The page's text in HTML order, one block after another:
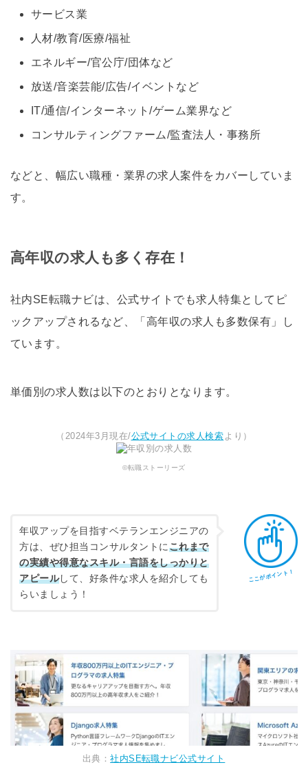
サービス業
人材/教育/医療/福祉
エネルギー/官公庁/団体など
放送/音楽芸能/広告/イベントなど
IT/通信/インターネット/ゲーム業界など
コンサルティングファーム/監査法人・事務所
などと、幅広い職種・業界の求人案件をカバーしていま
す。
高年収の求人も多く存在！
社内SE転職ナビは、公式サイトでも求人特集としてピ
ックアップされるなど、「高年収の求人も多数保有」し
ています。
単価別の求人数は以下のとおりとなります。
（2024年3月現在/公式サイトの求人検索 より）
©転職ストーリーズ
ここがポイント！
年収アップを目指すベテランエンジニアの
方は、ぜひ担当コンサルタントにこれまで
の実績や得意なスキル・言語をしっかりと
アピールして、好条件な求人を紹介しても
らいましょう！
出典：社内SE転職ナビ公式サイト